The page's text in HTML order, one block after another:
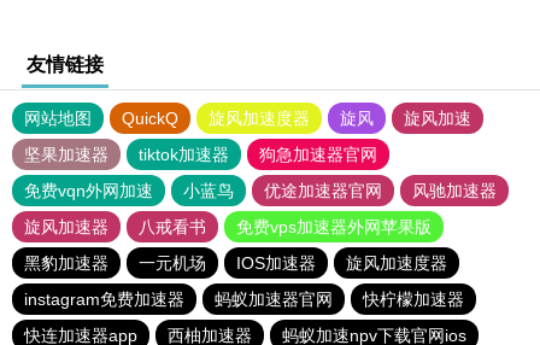
友情链接
网站地图 QuickQ 旋风加速度器 旋风
旋风加速
坚果加速器
tiktok加速器
狗急加速器官网
免费vqn外网加速
小蓝鸟 优途加速器官网
风驰加速器
旋风加速器
八戒看书
免费vps加速器外网苹果版
黑豹加速器
一元机场 IOS加速器
旋风加速度器
instagram免费加速器
蚂蚁加速器官网
快柠檬加速器
快连加速器app
西柚加速器 蚂蚁加速npv下载官网ios